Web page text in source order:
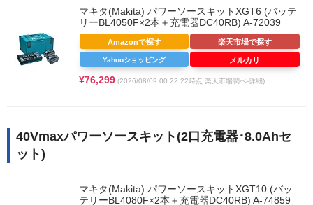
マキタ(Makita) パワーソースキットXGT6 (バッテ
リーBL4050F×2本＋充電器DC40RB) A-72039
¥76,299 (2026/08/09 00:22:22時点 楽天市場調べ-詳細)
Amazonで探す 楽天市場で探す
Yahooショッピング メルカリ
40Vmaxパワーソースキット(2口充電器･8.0Ahセ
ット)
マキタ(Makita) パワーソースキットXGT10 (バッ
テリーBL4080F×2本＋充電器DC40RB) A-74859